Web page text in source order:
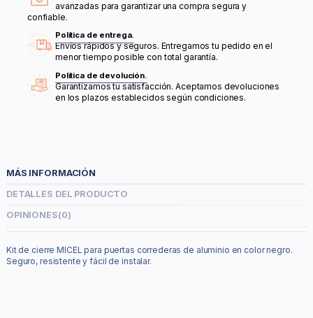
avanzadas para garantizar una compra segura y
confiable.
Política de entrega.
Envíos rápidos y seguros. Entregamos tu pedido en el
menor tiempo posible con total garantía.
Política de devolución.
Garantizamos tu satisfacción. Aceptamos devoluciones
en los plazos establecidos según condiciones.
MÁS INFORMACIÓN
DETALLES DEL PRODUCTO
OPINIONES(0)
Kit de cierre MICEL para puertas correderas de aluminio en color negro.
Seguro, resistente y fácil de instalar.